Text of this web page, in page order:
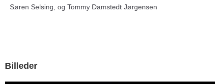
Søren Selsing, og Tommy Damstedt Jørgensen
Billeder